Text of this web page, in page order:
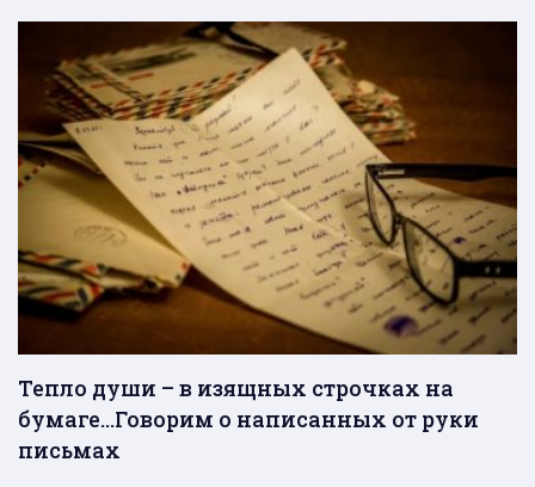
Тепло души – в изящных строчках на
бумаге…Говорим о написанных от руки
письмах